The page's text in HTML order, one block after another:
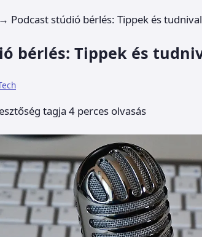
→ Podcast stúdió bérlés: Tippek és
bérlés: Tippek és
tagja 4 perces olvasás